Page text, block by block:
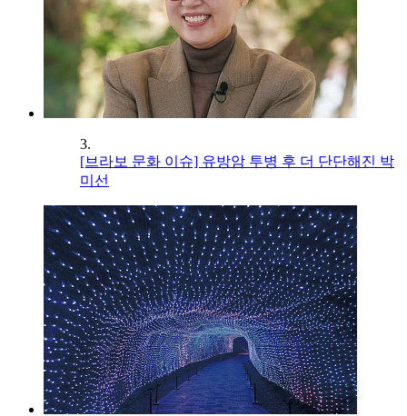
3.
[브라보 문화 이슈] 유방암 투병 후 더 단단해진 박
미선